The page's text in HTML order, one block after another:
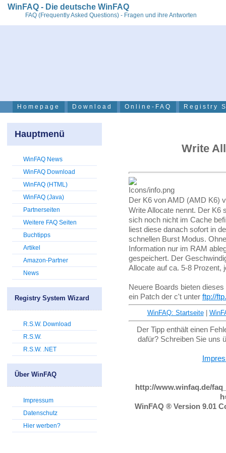
WinFAQ - Die deutsche WinFAQ
FAQ (Frequently Asked Questions) - Fragen und ihre Antworten
Homepage Download Online-FAQ Registry
Write
Der K6 von AMD (AMD K6)
Write Allocate nennt. Der K6
sich noch nicht im Cache
liest diese danach sofort in
schnellen Burst Modus.
Information nur im RAM
gespeichert. Der
Allocate auf ca. 5-8 Prozent,
Neuere Boards bieten
ein Patch der c't unter ftp://
WinFAQ: Startseite|
Der Tipp enthält einen
dafür? Schreiben Sie uns
http://www.winfaq.de/
WinFAQ ® Version 9.01
Hauptmenü
WinFAQ News
WinFAQ Download
WinFAQ (HTML)
WinFAQ (Java)
Partnerseiten
Weitere FAQ Seiten
Buchtipps
Artikel
Amazon-Partner
News
Registry System Wizard
R.S.W. Download
R.S.W.
R.S.W. .NET
Über WinFAQ
Impressum
Datenschutz
Hier werben?